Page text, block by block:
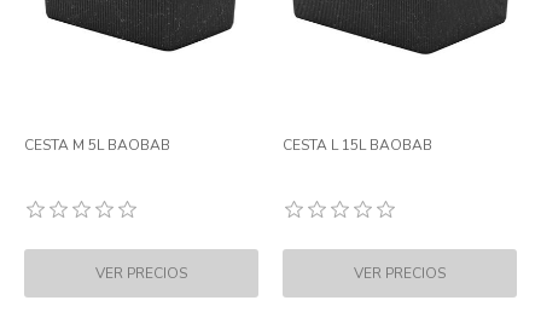
CESTA M 5L BAOBAB CESTA L 15L BAOBAB